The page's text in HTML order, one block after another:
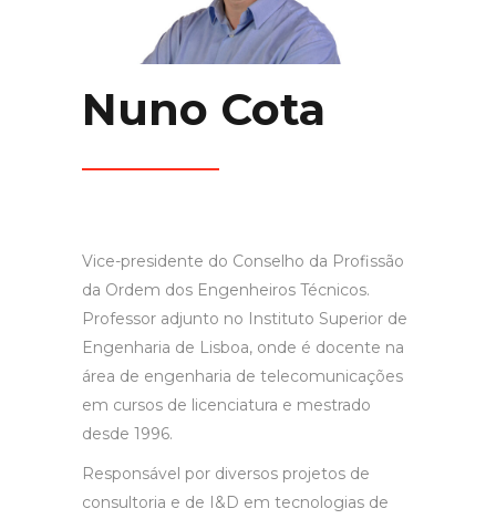
Nuno Cota
Vice-presidente do Conselho da Profissão
da Ordem dos Engenheiros Técnicos.
Professor adjunto no Instituto Superior de
Engenharia de Lisboa, onde é docente na
área de engenharia de telecomunicações
em cursos de licenciatura e mestrado
desde 1996.
Responsável por diversos projetos de
consultoria e de I&D em tecnologias de